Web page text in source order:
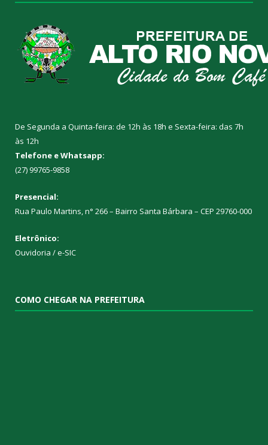
De Segunda a Quinta-feira: de 12h às 18h e Sexta-feira: das 7h
às 12h
Telefone e Whatsapp:
(27) 99765-9858
Presencial:
Rua Paulo Martins, n° 266 – Bairro Santa Bárbara – CEP 29760-000
Eletrônico:
Ouvidoria /e-SIC
COMO CHEGAR NA PREFEITURA